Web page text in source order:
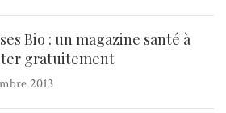
Bio : un magazine santé à
gratuitement
2013